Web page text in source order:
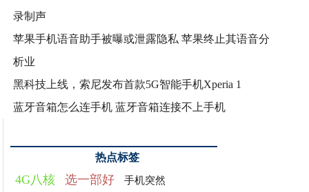
录制声
苹果手机语音助手被曝或泄露隐私 苹果终止其语音分
析业
黑科技上线，索尼发布首款5G智能手机Xperia 1
蓝牙音箱怎么连手机 蓝牙音箱连接不上手机
热点标签
4G八核 选一部好 手机突然